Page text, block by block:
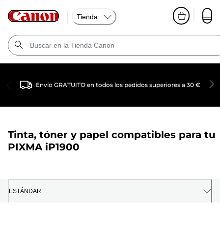
Tienda
Envío GRATUITO en todos los pedidos superiores a 30 €
Tinta, tóner y papel compatibles para tu
PIXMA iP1900
ESTÁNDAR